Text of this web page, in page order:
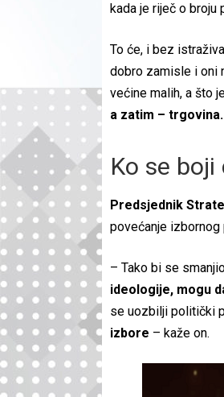
kada je riječ o broju
To će, i bez
dobro zamisle i oni
većine malih, a što
a zatim – trgovina.
Ko se boji
Predsjednik
povećanje izbornog
– Tako bi se
ideologije, mogu
se uozbilji politički
izbore – kaže on.